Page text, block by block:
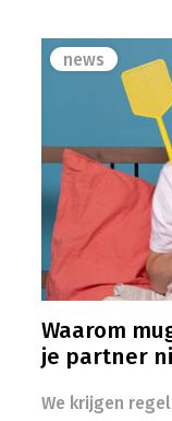
news
Waarom
je partner
We krijgen